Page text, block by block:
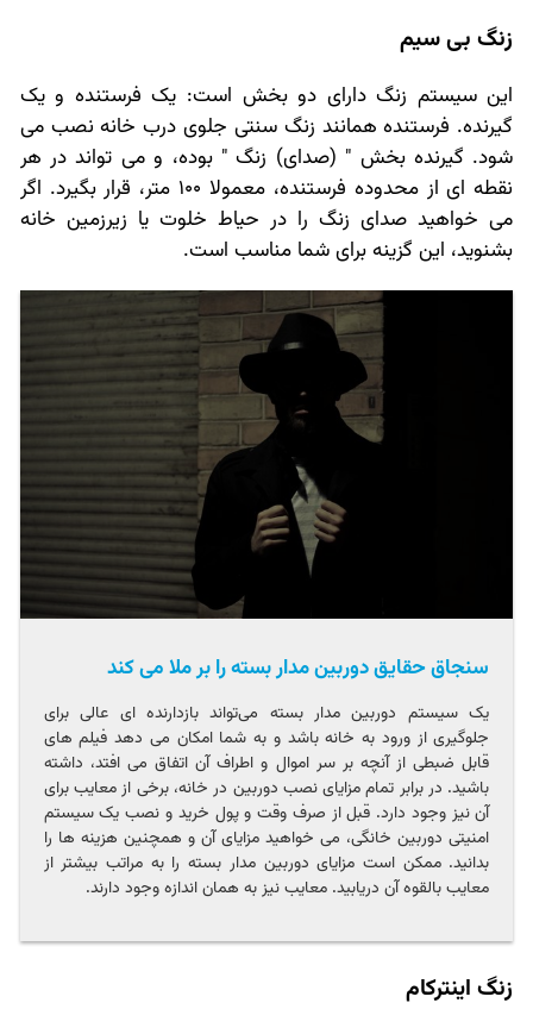
زنگ بی سیم
این سیستم زنگ دارای دو بخش است: یک فرستنده و یک
گیرنده. فرستنده همانند زنگ سنتی جلوی درب خانه نصب می
شود. گیرنده بخش " (صدای) زنگ " بوده، و می تواند در هر
نقطه ای از محدوده فرستنده، معمولا 100 متر، قرار بگیرد. اگر
می خواهید صدای زنگ را در حیاط خلوت یا زیرزمین خانه
بشنوید، این گزینه برای شما مناسب است.
سنجاق حقایق دوربین مدار بسته را بر ملا می کند
یک سیستم دوربین مدار بسته می‌تواند بازدارنده ای عالی برای
جلوگیری از ورود به خانه باشد و به شما امکان می دهد فیلم های
قابل ضبطی از آنچه بر سر اموال و اطراف آن اتفاق می افتد، داشته
باشید. در برابر تمام مزایای نصب دوربین در خانه، برخی از معایب برای
آن نیز وجود دارد. قبل از صرف وقت و پول خرید و نصب یک سیستم
امنیتی دوربین خانگی، می خواهید مزایای آن و همچنین هزینه ها را
بدانید. ممکن است مزایای دوربین مدار بسته را به مراتب بیشتر از
معایب بالقوه آن دریابید. معایب نیز به همان اندازه وجود دارند.
زنگ اینترکام